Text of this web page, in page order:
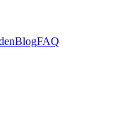
BlogFAQ